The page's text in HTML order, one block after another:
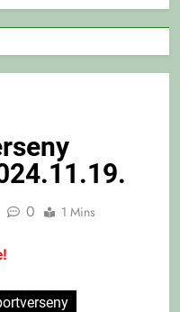
0 1 Mins